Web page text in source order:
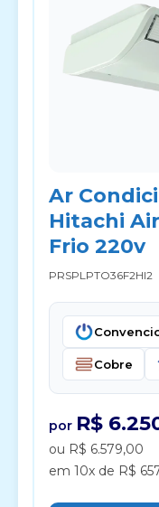
Ar
Hitachi
Frio 220v
PRSPLPTO36F2HI2
Cobre
por R$
ou R$ 6.579,00
em 10x de R$